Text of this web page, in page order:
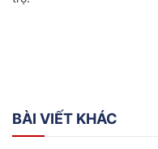
BÀI VIẾT KHÁC